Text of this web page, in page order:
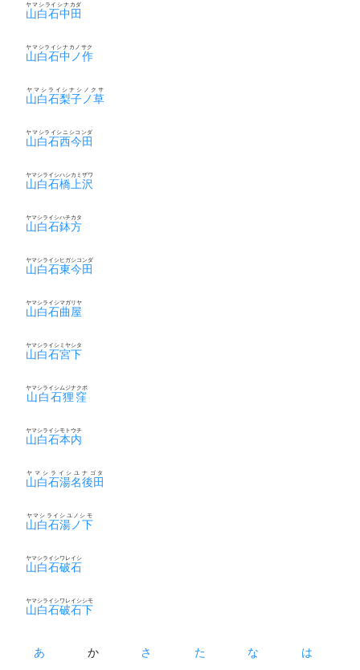
山白石中田
ヤマシライシナカダ
山白石中ノ作
ヤマシライシナカノサク
山白石梨子ノ草
ヤマシライシナシノクサ
山白石西今田
ヤマシライシニシコンダ
山白石橋上沢
ヤマシライシハシカミザワ
山白石鉢方
ヤマシライシハチカタ
山白石東今田
ヤマシライシヒガシコンダ
山白石曲屋
ヤマシライシマガリヤ
山白石宮下
ヤマシライシミヤシタ
山白石狸窪
ヤマシライシムジナクボ
山白石本内
ヤマシライシモトウチ
山白石湯名後田
ヤマシライシユナゴタ
山白石湯ノ下
ヤマシライシユノシモ
山白石破石
ヤマシライシワレイシ
山白石破石下
ヤマシライシワレイシシモ
あ か さ た な は